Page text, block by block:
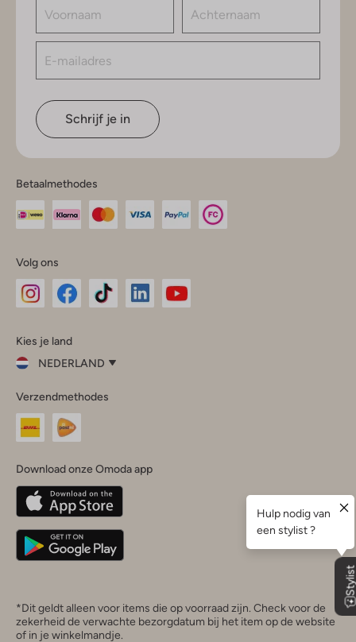
Schrijf je in
Betaalmethodes
Volg ons
InstagramFacebook
Kies je land
NEDERLAND
je
land
Nederland
Belgique(Français)
Deutschland
Verzendmethodes
Download onze Omoda app
*Dit geldt alleen voor items die op voorraad zijn. Check voor de
zekerheid de verwachte bezorgdatum bij het item op de website
of in je winkelmandje.